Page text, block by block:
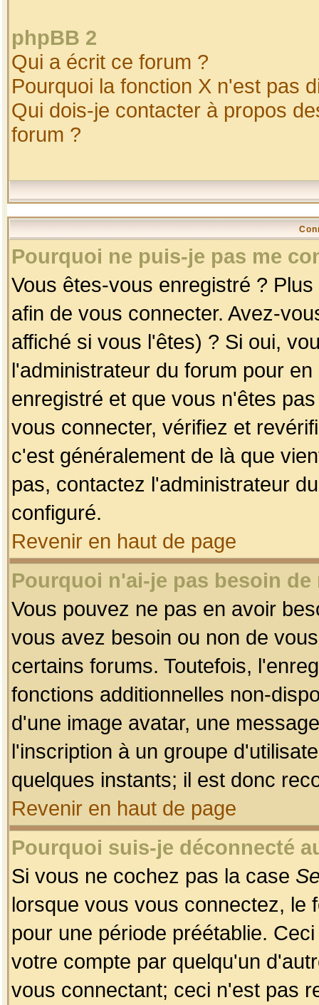
phpBB 2
Qui a écrit ce forum ?
Pourquoi la fonction X n'est pas
Qui dois-je contacter à propos
forum ?
Pourquoi ne puis-je pas me
Vous êtes-vous enregistré ?
afin de vous connecter. Avez-
affiché si vous l'êtes) ? Si oui,
l'administrateur du forum pour
enregistré et que vous n'êtes
vous connecter, vérifiez et
c'est généralement de là que
pas, contactez l'administrateur
configuré.
Revenir en haut de page
Pourquoi n'ai-je pas besoin
Vous pouvez ne pas en avoir
vous avez besoin ou non de
certains forums. Toutefois,
fonctions additionnelles non-
d'une image avatar, une
l'inscription à un groupe
quelques instants; il est donc
Revenir en haut de page
Pourquoi suis-je déconnecté
Si vous ne cochez pas la case
lorsque vous vous connectez, le
pour une période préétablie.
votre compte par quelqu'un
vous connectant; ceci n'est pas